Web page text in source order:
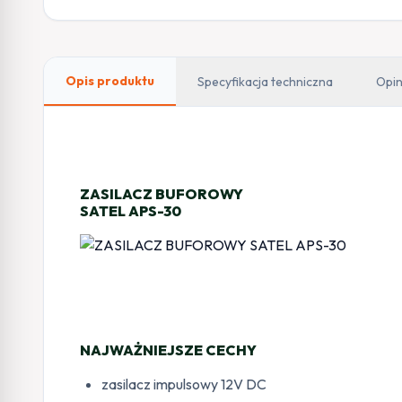
Opis produktu Specyfikacja techniczna
ZASILACZ BUFOROWY
SATEL APS-30
NAJWAŻNIEJSZE CECHY
zasilacz impulsowy 12V DC